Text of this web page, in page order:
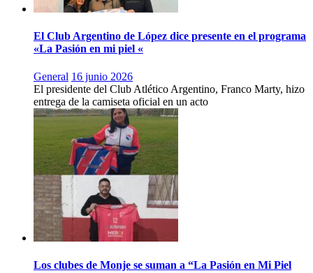
El Club Argentino de López dice presente en el programa
«La Pasión en mi piel «
General 16 junio 2026
El presidente del Club Atlético Argentino, Franco Marty, hizo
entrega de la camiseta oficial en un acto
Los clubes de Monje se suman a “La Pasión en Mi Piel